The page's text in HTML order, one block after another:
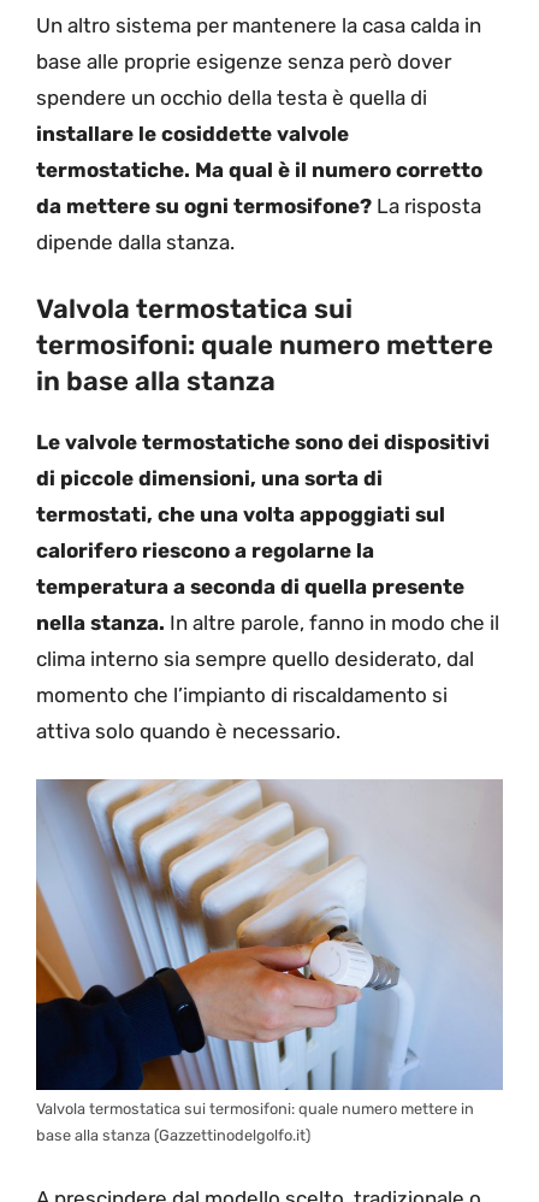
Un altro sistema per mantenere la casa calda in
base alle proprie esigenze senza però dover
spendere un occhio della testa è quella di
installare le cosiddette valvole
termostatiche. Ma qual è il numero corretto
da mettere su ogni termosifone? La risposta
dipende dalla stanza.
Valvola termostatica sui
termosifoni: quale numero mettere
in base alla stanza
Le valvole termostatiche sono dei dispositivi
di piccole dimensioni, una sorta di
termostati, che una volta appoggiati sul
calorifero riescono a regolarne la
temperatura a seconda di quella presente
nella stanza. In altre parole, fanno in modo che il
clima interno sia sempre quello desiderato, dal
momento che l’impianto di riscaldamento si
attiva solo quando è necessario.
Valvola termostatica sui termosifoni: quale numero mettere in
base alla stanza (Gazzettinodelgolfo.it)